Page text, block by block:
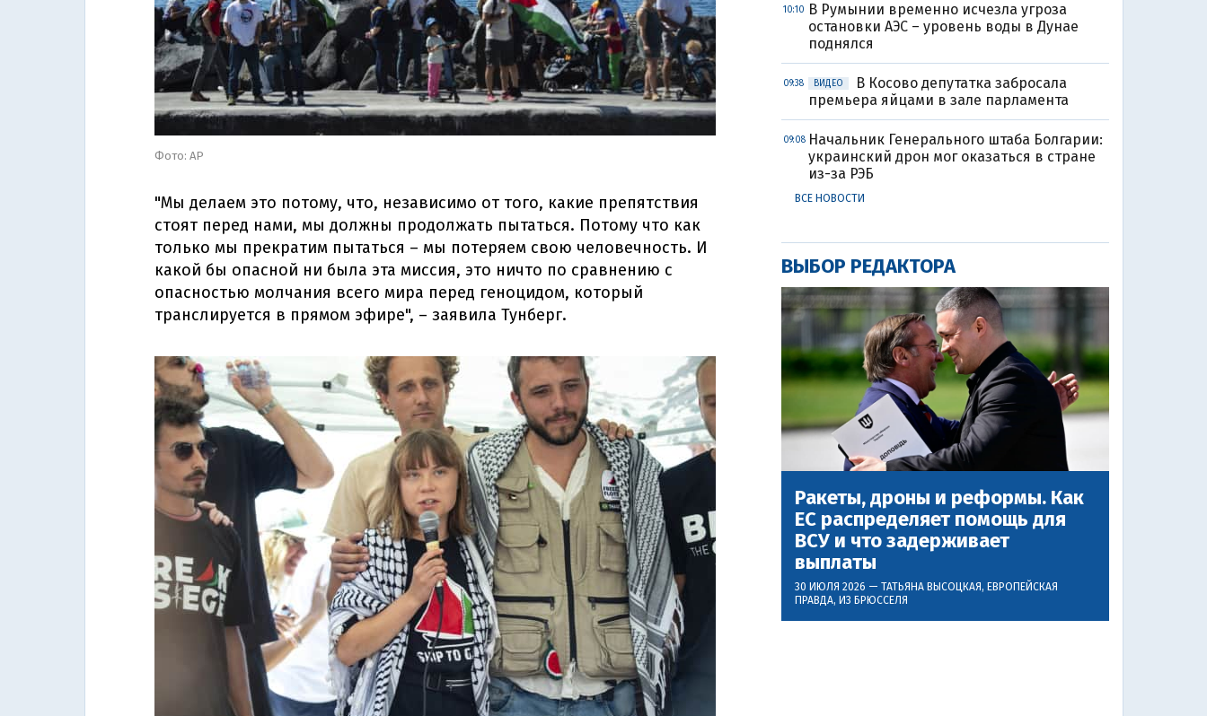
Фото: АР
"Мы делаем это потому, что, независимо от того, какие препятствия
стоят перед нами, мы должны продолжать пытаться. Потому что как
только мы прекратим пытаться – мы потеряем свою человечность. И
какой бы опасной ни была эта миссия, это ничто по сравнению с
опасностью молчания всего мира перед геноцидом, который
транслируется в прямом эфире", – заявила Тунберг.
10:10
В Румынии временно исчезла угроза
остановки АЭС – уровень воды в Дунае
поднялся
09:38 ВИДЕО
В Косово депутатка забросала
премьера яйцами в зале парламента
09:08 Начальник Генерального штаба Болгарии:
украинский дрон мог оказаться в стране
из-за РЭБ
ВСЕ НОВОСТИ
ВЫБОР РЕДАКТОРА
Ракеты, дроны и реформы. Как
ЕС распределяет помощь для
ВСУ и что задерживает
выплаты
30 ИЮЛЯ 2026 — ТАТЬЯНА ВЫСОЦКАЯ, ЕВРОПЕЙСКАЯ
ПРАВДА, ИЗ БРЮССЕЛЯ